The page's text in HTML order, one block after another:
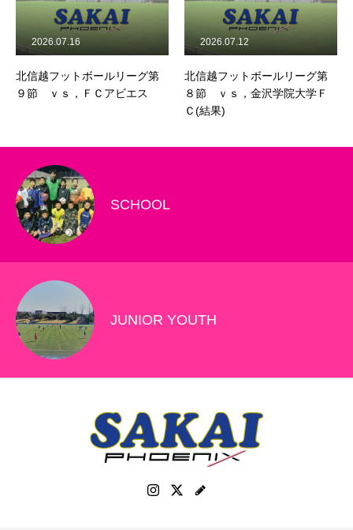
北信越フットボールリーグ第
９節 ｖｓ，ＦＣアビエス
2026.07.16
北信越フットボールリーグ第
８節 ｖｓ，金沢学院大学Ｆ
Ｃ(結果)
2026.07.12
SCHOOL
JUNIOR YOUTH